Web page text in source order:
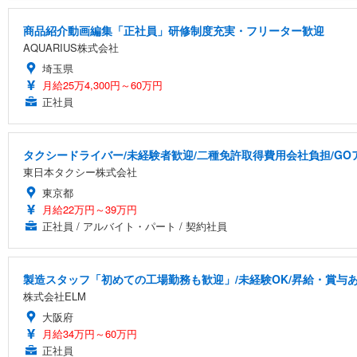
商品紹介動画編集「正社員」研修制度充実・フリーター歓迎
AQUARIUS株式会社
埼玉県
月給25万4,300円～60万円
正社員
タクシードライバー/未経験者歓迎/二種免許取得費用会社負担/GO
東日本タクシー株式会社
東京都
月給22万円～39万円
正社員 / アルバイト・パート / 契約社員
製造スタッフ「初めての工場勤務も歓迎」/未経験OK/昇給・賞与
株式会社ELM
大阪府
月給34万円～60万円
正社員